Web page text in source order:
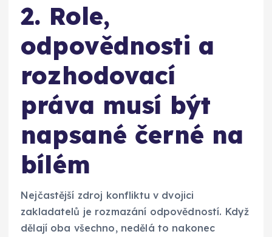
2. Role,
odpovědnosti a
rozhodovací
práva musí být
napsané černé na
bílém
Nejčastější zdroj konfliktu v dvojici
zakladatelů je rozmazání odpovědností. Když
dělají oba všechno, nedělá to nakonec